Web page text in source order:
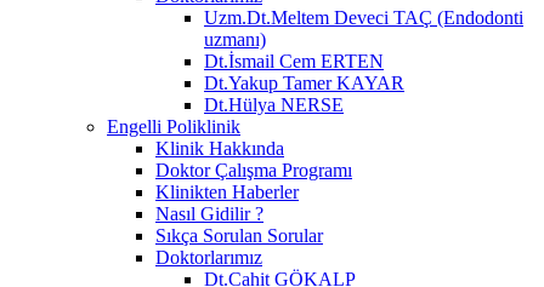
Uzm.Dt.Meltem Deveci TAÇ (Endodonti
uzmanı)
Dt.İsmail Cem ERTEN
Dt.Yakup Tamer KAYAR
Dt.Hülya NERSE
Engelli Poliklinik
Klinik Hakkında
Doktor Çalışma Programı
Klinikten Haberler
Nasıl Gidilir ?
Sıkça Sorulan Sorular
Doktorlarımız
Dt.Cahit GÖKALP